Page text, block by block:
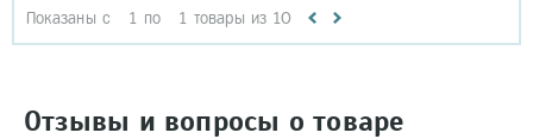
Показаны с 1 по 1 товары из 10
Отзывы и вопросы о товаре